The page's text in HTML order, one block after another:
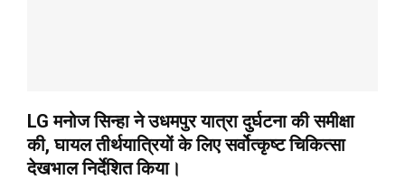
LG मनोज सिन्हा ने उधमपुर यात्रा दुर्घटना की समीक्षा
की, घायल तीर्थयात्रियों के लिए सर्वोत्कृष्ट चिकित्सा
देखभाल निर्देशित किया।